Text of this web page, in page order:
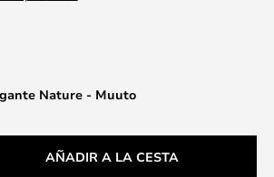
Nature - Muuto
AÑADIR A LA CESTA